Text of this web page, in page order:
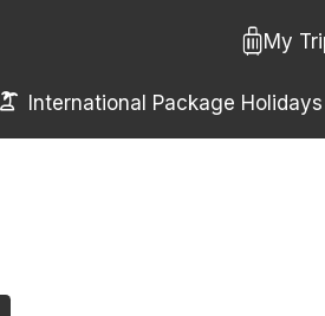
My
International Package Holidays